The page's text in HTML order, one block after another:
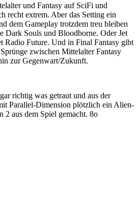
und Fantasy auf SciFi und
recht extrem. Aber das Setting ein
dem Gameplay trotzdem treu bleiben
Dark Souls und Bloodborne. Oder Jet
Radio Future. Und in Final Fantasy gibt
zwischen Mittelalter Fantasy
zur Gegenwart/Zukunft.
richtig was getraut und aus der
Parallel-Dimension plötzlich ein Alien-
2 aus dem Spiel gemacht. 8o